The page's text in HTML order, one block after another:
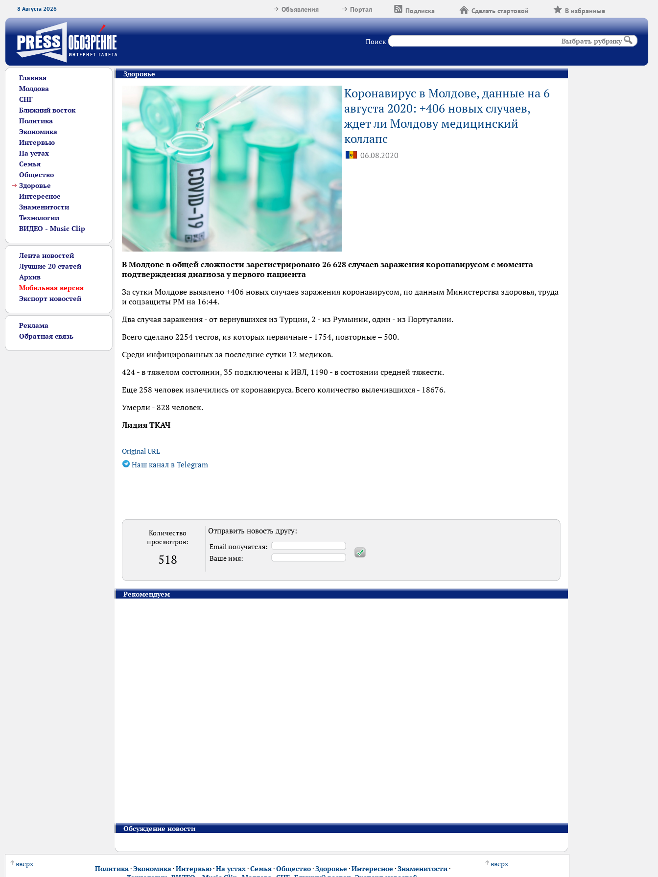
8 Августа 2026 В избранные
Сделать стартовой
Подписка
Портал
Объявления
Поиск Выбрать рубрику
Главная
Молдова
СНГ
Ближний восток
Политика
Экономика
Интервью
На устах
Семья
Общество
Здоровье
Интересное
Знаменитости
Технологии
ВИДЕО - Music Clip
Лента новостей
Лучшие 20 статей
Архив
Мобильная версия
Экспорт новостей
Реклама
Обратная связь
Здоровье
Коронавирус в Молдове, данные на 6
августа 2020: +406 новых случаев,
ждет ли Молдову медицинский
коллапс
06.08.2020
В Молдове в общей сложности зарегистрировано 26 628 случаев заражения коронавирусом с момента
подтверждения диагноза у первого пациента
За сутки Молдове выявлено +406 новых случаев заражения коронавирусом, по данным Министерства здоровья, труда
и соцзащиты РМ на 16:44.
Два случая заражения - от вернувшихся из Турции, 2 - из Румынии, один - из Португалии.
Всего сделано 2254 тестов, из которых первичные - 1754, повторные – 500.
Среди инфицированных за последние сутки 12 медиков.
424 - в тяжелом состоянии, 35 подключены к ИВЛ, 1190 - в состоянии средней тяжести.
Еще 258 человек излечились от коронавируса. Всего количество вылечившихся - 18676.
Умерли - 828 человек.
Лидия ТКАЧ
Original URL
Наш канал в Telegram
Количество
просмотров:
518
Отправить новость другу:
Email получателя:
Ваше имя:
Рекомендуем
Обсуждение новости
вверх
Политика·Экономика·Интервью·На устах·Семья·Общество·Здоровье ·Интересное ·Знаменитости·
вверх